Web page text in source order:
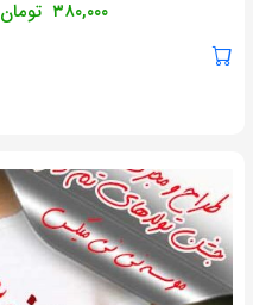
۳۸۰,۰۰۰ تومان